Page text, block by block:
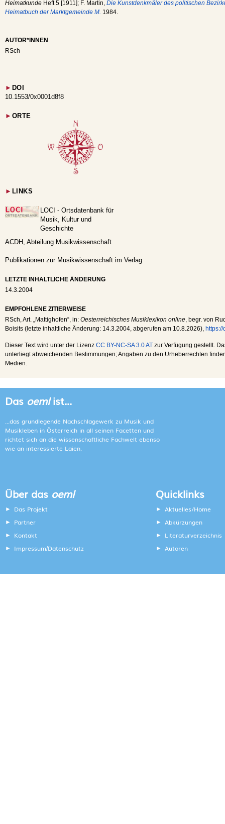
Heimatkunde Heft 5 [1911]; F. Martin, Die Kunstdenkmäler des politischen
Heimatbuch der Marktgemeinde M. 1984.
AUTOR*INNEN
RSch
► DOI
10.1553/0x0001d8f8
► ORTE
► LINKS
LOCI - Ortsdatenbank für
Musik, Kultur und
Geschichte
ACDH, Abteilung Musikwissenschaft
Publikationen zur Musikwissenschaft im Verlag
LETZTE INHALTLICHE ÄNDERUNG
14.3.2004
EMPFOHLENE ZITIERWEISE
RSch, Art. „Mattighofen“, in: Oesterreichisches Musiklexikon online, begr. von
Boisits (letzte inhaltliche Änderung: 14.3.2004, abgerufen am 10.8.2026),
Dieser Text wird unter der Lizenz CC BY-NC-SA 3.0 AT zur Verfügung gestellt.
unterliegt abweichenden Bestimmungen; Angaben zu den Urheberrechten
Medien.
Das oemlist...
...das grundlegende Nachschlagewerk zu Musik und
Musikleben in Österreich in all seinen Facetten und
richtet sich an die wissenschaftliche Fachwelt ebenso
wie an interessierte Laien.
Über das oeml
Das Projekt
Partner
Kontakt
Impressum/Datenschutz
Quicklinks
Aktuelles/Home
Abkürzungen
Literaturverzeichnis
Autoren